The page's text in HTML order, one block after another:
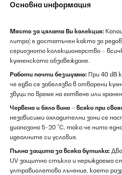
Основна информация
Място за цялата Ви колекция:
литра) е достатъчен както за
сериозното колекционерство –
кухненското обзавеждане.
Работи почти безшумно: При 40 dB
че едва се забелязва в отворени
звуци по време на готвене или
Червено и бяло вино – всяко при
независими охладителни зони се
диапазона 5–20 °C, така че нито
идеалните си условия.
Пълна защита за всяка бутилка:
UV защитно стъкло и неръждаема
ултравиолетово лъчение, което